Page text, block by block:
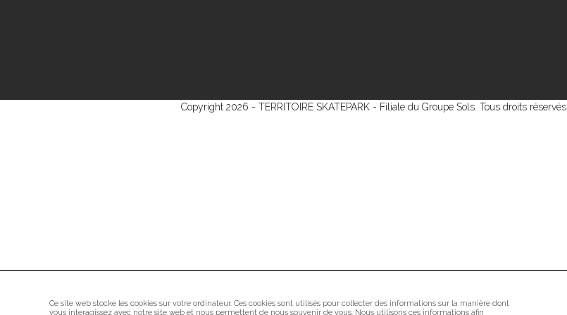
Copyright 2026 - TERRITOIRE SKATEPARK - Filiale du Groupe Sols. Tous droits réservés.
Ce site web stocke les cookies sur votre ordinateur. Ces cookies sont utilisés pour collecter des informations sur la manière dont
vous interagissez avec notre site web et nous permettent de nous souvenir de vous. Nous utilisons ces informations afin